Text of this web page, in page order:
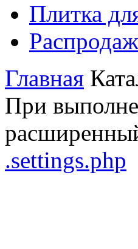
Плитка
Главная
При
.settings.php